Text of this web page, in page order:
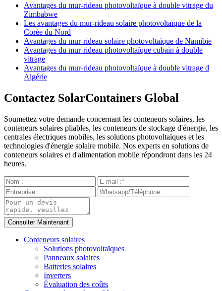
Avantages du mur-rideau photovoltaïque à double vitrage du
Zimbabwe
Les avantages du mur-rideau solaire photovoltaïque de la
Corée du Nord
Avantages du mur-rideau solaire photovoltaïque de Namibie
Avantages du mur-rideau photovoltaïque cubain à double
vitrage
Avantages du mur-rideau photovoltaïque à double vitrage d
Algérie
Contactez SolarContainers Global
Soumettez votre demande concernant les conteneurs solaires, les
conteneurs solaires pliables, les conteneurs de stockage d'énergie, les
centrales électriques mobiles, les solutions photovoltaïques et les
technologies d'énergie solaire mobile. Nos experts en solutions de
conteneurs solaires et d'alimentation mobile répondront dans les 24
heures.
Conteneurs solaires
Solutions photovoltaïques
Panneaux solaires
Batteries solaires
Inverters
Évaluation des coûts